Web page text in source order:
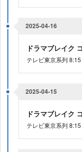
2025-04-16
ドラマブレイク
テレビ東京系列
2025-04-15
ドラマブレイク
テレビ東京系列